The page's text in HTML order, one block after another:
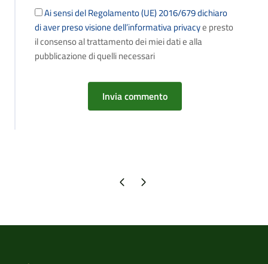
Ai sensi del Regolamento (UE) 2016/679 dichiaro
di aver preso visione dell’informativa privacye presto
il consenso al trattamento dei miei dati e alla
pubblicazione di quelli necessari
Pagina precedente
Pagina successiva